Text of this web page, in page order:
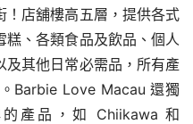
！店舖樓高五層，提供各式
糕、各類食品及飲品、個人
及其他日常必需品，所有產
Barbie Love Macau 還獨
產品，如 Chiikawa 和